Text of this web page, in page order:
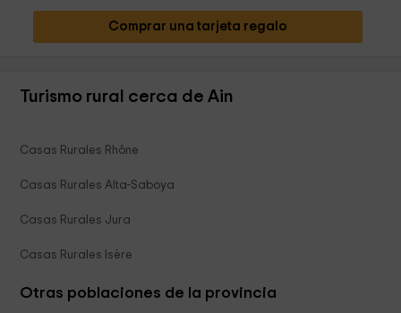
Comprar una tarjeta regalo
Turismo rural cerca de Ain
Casas Rurales Rhône
Casas Rurales Alta-Saboya
Casas Rurales Jura
Casas Rurales Isère
Otras poblaciones de la provincia